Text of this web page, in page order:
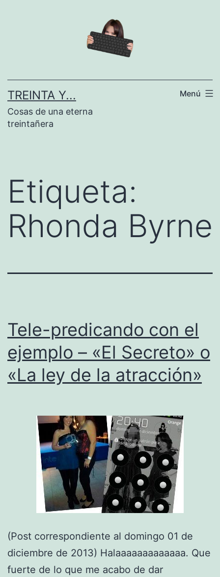
TREINTA Y...
Cosas de una eterna
treintañera
Menú
Etiqueta:
Rhonda Byrne
Tele-predicando con el
ejemplo – «El Secreto» o
«La ley de la atracción»
(Post correspondiente al domingo 01 de
diciembre de 2013) Halaaaaaaaaaaaaa. Que
fuerte de lo que me acabo de dar